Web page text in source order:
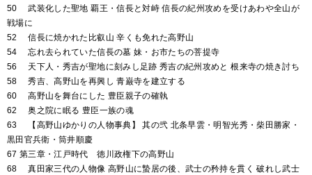
50 武装化した聖地 覇王・信長と対峙 信長の紀州攻めを受けあわや全山が
戦場に
52 信長に焼かれた比叡山 辛くも免れた高野山
54 忘れ去られていた信長の墓 妹・お市たちの菩提寺
56 天下人・秀吉が聖地に刻みし足跡 秀吉の紀州攻めと 根来寺の焼き討ち
58 秀吉、高野山を再興し 青巌寺を建立する
60 高野山を舞台にした 豊臣親子の確執
62 奥之院に眠る 豊臣一族の魂
63 【高野山ゆかりの人物事典】 其の弐 北条早雲・明智光秀・柴田勝家・
黒田官兵衛・筒井順慶
67 第三章・江戸時代 徳川政権下の高野山
68 真田家三代の人物像 高野山に蟄居の後、武士の矜持を貫く 破れし武士